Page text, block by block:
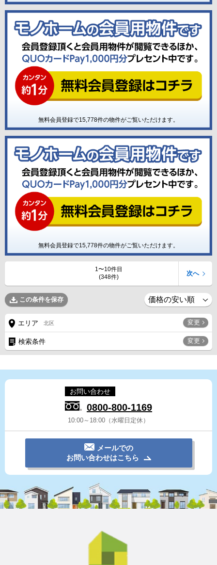
無料会員登録で15,778件の物件がご覧いただけます。
無料会員登録で15,778件の物件がご覧いただけます。
1〜10件目
(348件)
次へ
この条件を保存
エリア 北区 変更
検索条件 変更
お問い合わせ
0800-800-1169
10:00～18:00（水曜日定休）
メールでの
お問い合わせはこちら